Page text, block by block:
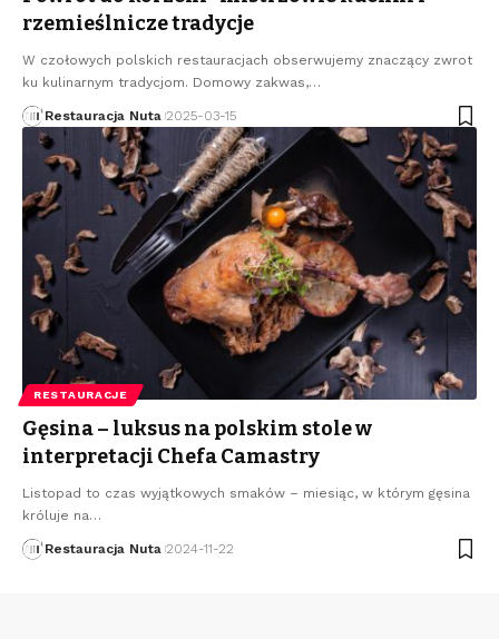
rzemieślnicze tradycje
W czołowych polskich restauracjach obserwujemy znaczący zwrot
ku kulinarnym tradycjom. Domowy zakwas,…
Restauracja Nuta 2025-03-15
RESTAURACJE
Gęsina – luksus na polskim stole w
interpretacji Chefa Camastry
Listopad to czas wyjątkowych smaków – miesiąc, w którym gęsina
króluje na…
Restauracja Nuta 2024-11-22